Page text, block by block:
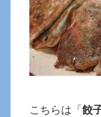
こちらは「餃